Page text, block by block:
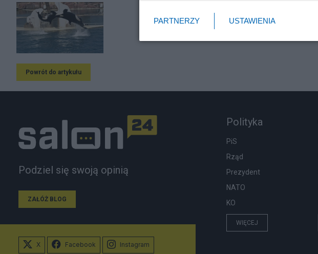
Powrót do artykułu
Podziel się swoją opinią
ZAŁÓŻ BLOG
Polityka
PiS
Rząd
Prezydent
NATO
KO
WIĘCEJ
X Facebook Instagram
PARTNERZY USTAWIENIA